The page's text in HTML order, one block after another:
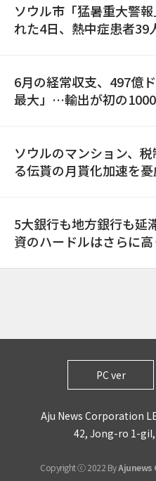
ソウル市「猛暑重大警
れた4日、熱中症患者39
6月の経常収支、497億
最大」…輸出が初の
ソウルのマンション、
る伝貰の月貰化加速を憂
5大銀行も地方銀行も延
資のハードルはさらに高
PC ver
Aju News Corporation
42, Jong-ro 1-
Copyright ⓒ 2022 ByAjunews